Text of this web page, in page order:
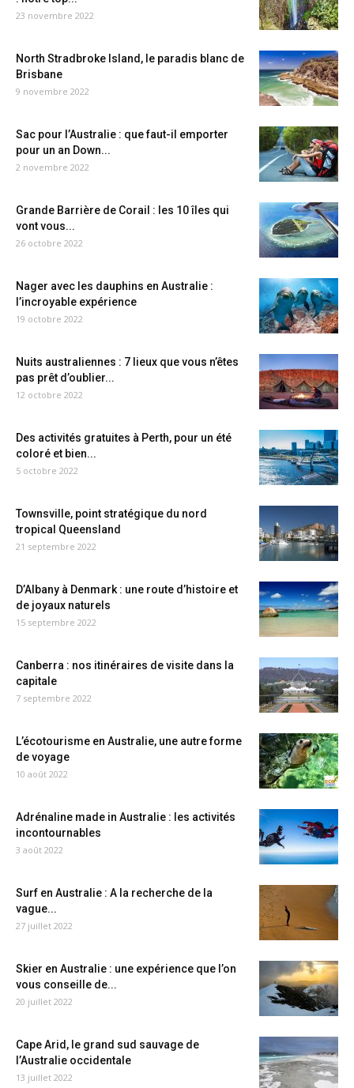
23 novembre 2022
North Stradbroke Island, le paradis blanc de
Brisbane
9 novembre 2022
Sac pour l’Australie : que faut-il emporter
pour un an Down...
2 novembre 2022
Grande Barrière de Corail : les 10 îles qui
vont vous...
26 octobre 2022
Nager avec les dauphins en Australie :
l’incroyable expérience
19 octobre 2022
Nuits australiennes : 7 lieux que vous n’êtes
pas prêt d’oublier...
12 octobre 2022
Des activités gratuites à Perth, pour un été
coloré et bien...
5 octobre 2022
Townsville, point stratégique du nord
tropical Queensland
21 septembre 2022
D’Albany à Denmark : une route d’histoire et
de joyaux naturels
15 septembre 2022
Canberra : nos itinéraires de visite dans la
capitale
7 septembre 2022
L’écotourisme en Australie, une autre forme
de voyage
10 août 2022
Adrénaline made in Australie : les activités
incontournables
3 août 2022
Surf en Australie : A la recherche de la
vague...
27 juillet 2022
Skier en Australie : une expérience que l’on
vous conseille de...
20 juillet 2022
Cape Arid, le grand sud sauvage de
l’Australie occidentale
13 juillet 2022